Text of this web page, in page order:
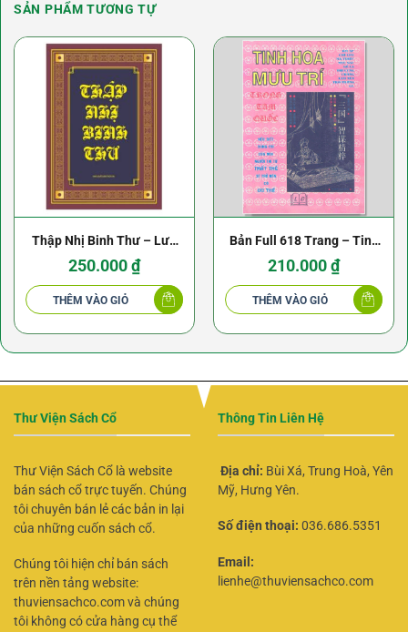
SẢN PHẨM TƯƠNG TỰ
Thập Nhị Binh Thư – Lưu
Sơn Minh (NXB Thời Đại
2010)
250.000₫
THÊM VÀO GIỎ
Bản Full 618 Trang – Tinh
Hoa Mưu Trí Trong Tam
Quốc – NXB Lao Động
210.000₫
THÊM VÀO GIỎ
Thư Viện Sách Cổ
Thư Viện Sách Cổ là website
bán sách cổ trực tuyến. Chúng
tôi chuyên bán lẻ các bản in lại
của những cuốn sách cổ.
Chúng tôi hiện chỉ bán sách
trên nền tảng website:
thuviensachco.com và chúng
tôi không có cửa hàng cụ thể
Thông Tin Liên Hệ
Địa chỉ: Bùi Xá, Trung Hoà, Yên
Mỹ, Hưng Yên.
Số điện thoại: 036.686.5351
Email:
lienhe@thuviensachco.com